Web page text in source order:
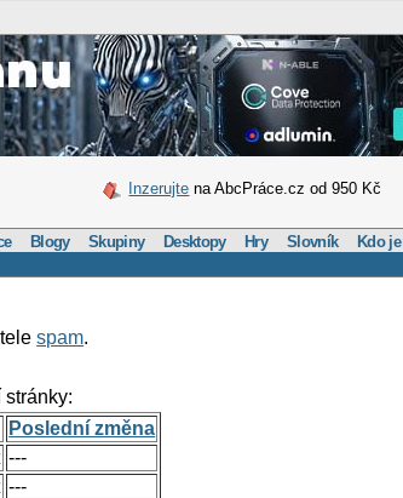
Inzerujte na AbcPráce.cz od 950 Kč
Blogy Skupiny Desktopy Hry Slovník Kdo je
spam.
Poslední změna
---
---